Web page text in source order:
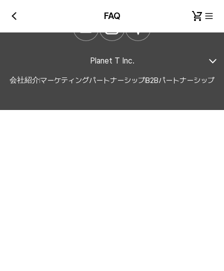
FAQ
Planet T Inc.
会社紹介マーケティングパートナーシップB2Bパートナーシップ